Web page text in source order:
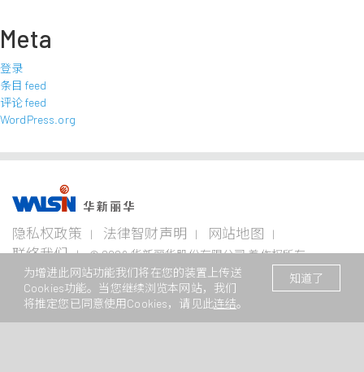
Meta
登录
条目 feed
评论 feed
WordPress.org
事业版图
电缆
事业
业
Steeval®
事业
金
者专
栏
公司治
理
华新
人
华新生
活
华新
丽华
公司介
企业永
续概观
关注领
隐私权政策 法律智财声明
网站地图
联络我们
© 2026 华新丽华股份有限公司 着作权所有
本网站支援Edge、Firefox、Safari及Chrome浏览/ Website registration number : 苏
ICP备11082949号
知道了
为增进此网站功能我们将在您的装置上传送
Cookies功能。当您继续浏览本网站，我们
将推定您已同意使用Cookies，请见此连结。